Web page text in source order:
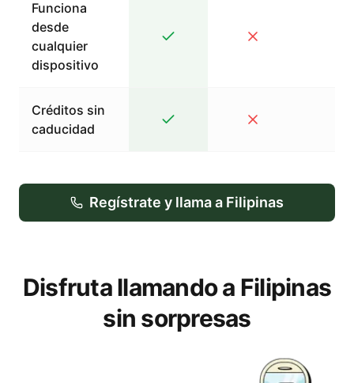
Funciona
desde
cualquier
dispositivo
Créditos sin
caducidad
Regístrate y llama a Filipinas
Disfruta llamando a Filipinas
sin sorpresas